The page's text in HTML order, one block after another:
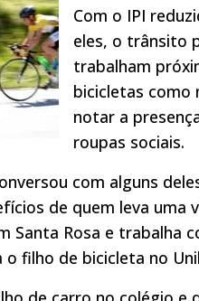
Com o IPI
eles, o trânsito
trabalham
bicicletas como
notar a
roupas sociais.
com alguns
de quem leva uma
Santa Rosa e trabalha
o filho de bicicleta no